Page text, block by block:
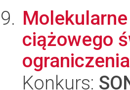
ciążowego
Konkurs: